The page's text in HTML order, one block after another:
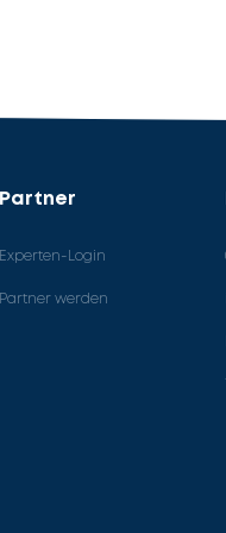
Partner
Experten-Login
Partner werden